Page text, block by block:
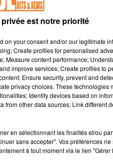
INSIDE !!!
!!!
est notre priorité
on your consent and/or our legitimate
Create profiles for personalised
Measure content performance;
improve services; Create profiles to
Ensure security, prevent and
privacy choices. These technologies
Identify devices based on
other data sources; Link different
en sélectionnant les finalités et/ou
sans accepter". Vos préférences
à tout moment via le lien